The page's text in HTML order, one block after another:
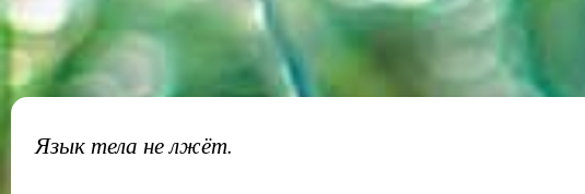
Язык тела не лжёт.